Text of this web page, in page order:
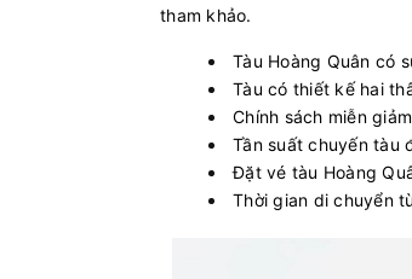
tham khảo.
Tàu Hoàng Quân có
Tàu có thiết kế hai
Chính sách miễn
Tần suất chuyến tàu
Đặt vé tàu Hoàng
Thời gian di chuyển